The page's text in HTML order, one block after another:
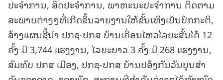
ປະຈຳການ, ສິດປະຈຳການ, ພາຫະນະປະຈຳການ ຕິດຕາມ
ສະພາບຕ່າງໆທີ່ເກີດຂຶ້ນລາຍງານໃຫ້ຂັ້ນເທິງເປັນປົກກະຕິ,
ສ້າງແຜນຊີ້ນໍາ ປກຊ-ປກສ ບ້ານເຄື່ອນໄຫວໄລຍະສັ້ນໄດ້ 12
ຄັ້ງ ມີ 3,744 ແຮງງານ, ໄລຍະຍາວ 3 ຄັ້ງ ມີ 268 ແຮງງານ,
ສົມທົບ ປກສ ເມືອງ, ປກຊ-ປກສ ບ້ານປອ້ງກັນວັນບຸນສໍາ